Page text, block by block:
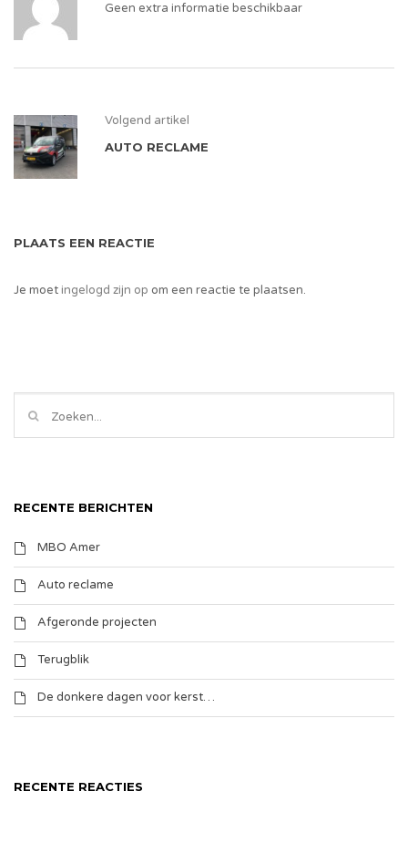
Geen extra informatie beschikbaar
Volgend artikel
AUTO RECLAME
PLAATS EEN REACTIE
Je moetingelogd zijn op om een reactie te plaatsen.
RECENTE BERICHTEN
MBO Amer
Auto reclame
Afgeronde projecten
Terugblik
De donkere dagen voor kerst…
RECENTE REACTIES